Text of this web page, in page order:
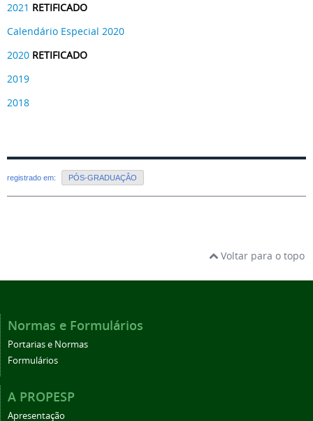
2021 RETIFICADO
Calendário Especial 2020
2020 RETIFICADO
2019
2018
registrado em: PÓS-GRADUAÇÂO
Voltar para o topo
Normas e Formulários
Portarias e Normas
Formulários
A PROPESP
Apresentação